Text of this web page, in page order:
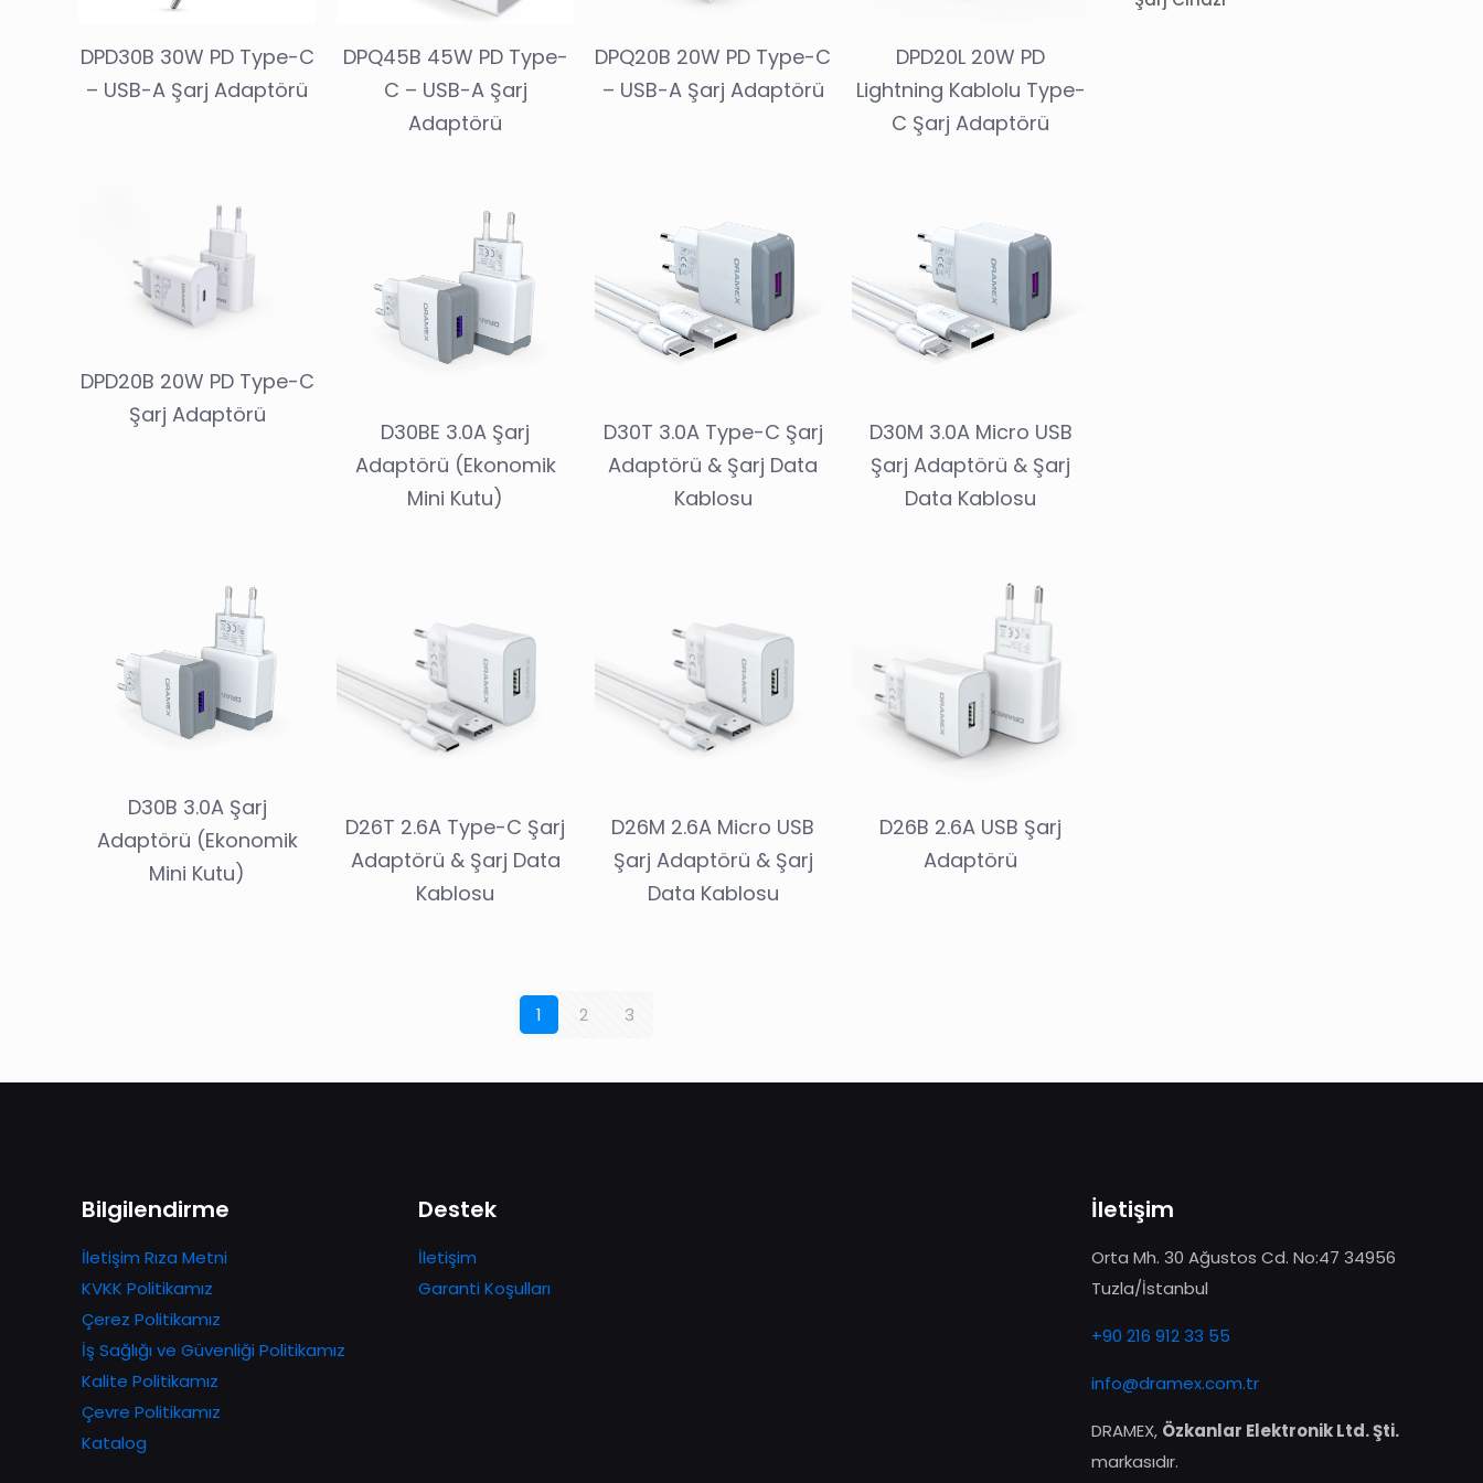
DPD30B 30W PD Type-C
– USB-A Şarj Adaptörü
DPQ45B 45W PD Type-
C – USB-A Şarj
Adaptörü
DPQ20B 20W PD Type-C
– USB-A Şarj Adaptörü
DPD20L 20W PD
Lightning Kablolu Type-
C Şarj Adaptörü
DPD20B 20W PD Type-C
Şarj Adaptörü
D30BE 3.0A Şarj
Adaptörü (Ekonomik
Mini Kutu)
D30T 3.0A Type-C Şarj
Adaptörü & Şarj Data
Kablosu
D30M 3.0A Micro USB
Şarj Adaptörü & Şarj
Data Kablosu
D30B 3.0A Şarj
Adaptörü (Ekonomik
Mini Kutu)
D26T 2.6A Type-C Şarj
Adaptörü & Şarj Data
Kablosu
D26M 2.6A Micro USB
Şarj Adaptörü & Şarj
Data Kablosu
D26B 2.6A USB Şarj
Adaptörü
1 2 3
Bilgilendirme
İletişim Rıza Metni
KVKK Politikamız
Çerez Politikamız
İş Sağlığı ve Güvenliği Politikamız
Kalite Politikamız
Çevre Politikamız
Katalog
Destek
İletişim
Garanti Koşulları
İletişim
Orta Mh. 30 Ağustos Cd. No:47 34956
Tuzla/İstanbul
+90 216 912 33 55
info@dramex.com.tr
DRAMEX, Özkanlar Elektronik Ltd. Şti.
markasıdır.